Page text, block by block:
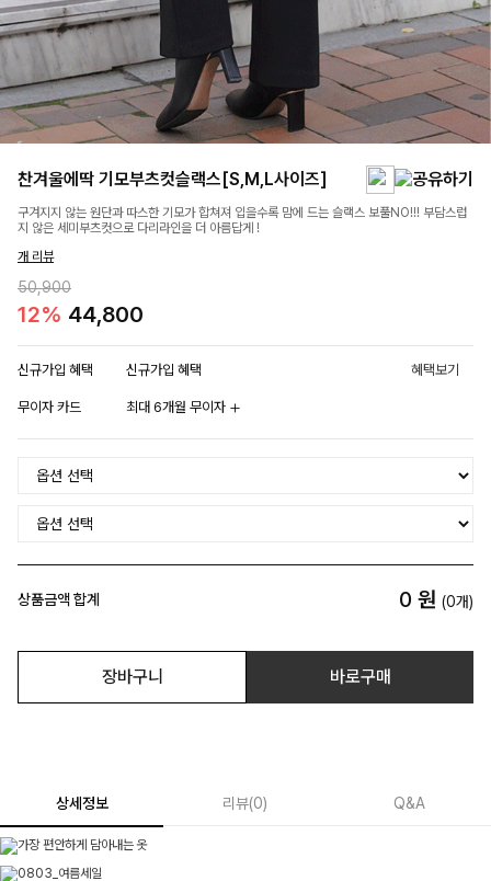
찬겨울에딱 기모부츠컷슬랙스[S,M,L사이즈]
구겨지지 않는 원단과 따스한 기모가 합쳐져 입을수록 맘에 드는 슬랙스 보풀NO!!! 부담스럽
지 않은 세미부츠컷으로 다리라인을 더 아름답게 !
개 리뷰
50,900
12% 44,800
신규가입 혜택 신규가입 혜택 혜택보기
무이자 카드 최대 6개월 무이자
상품금액 합계 0 원 (0개)
장바구니 바로구매
상세정보 리뷰(0) Q&A